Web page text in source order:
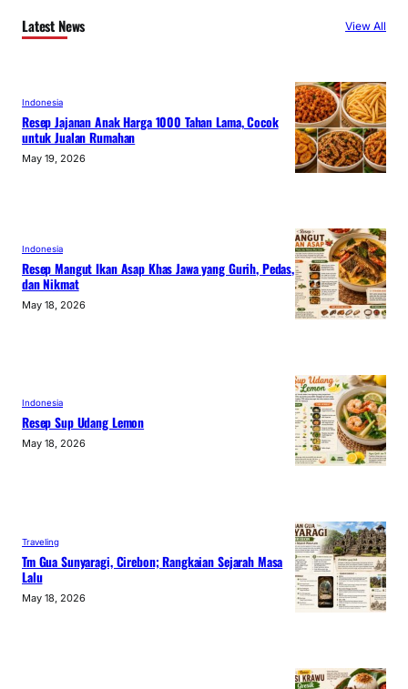
Latest News View All
Indonesia
Resep Jajanan Anak Harga 1000 Tahan Lama, Cocok
untuk Jualan Rumahan
May 19, 2026
Indonesia
Resep Mangut Ikan Asap Khas Jawa yang Gurih, Pedas,
dan Nikmat
May 18, 2026
Indonesia
Resep Sup Udang Lemon
May 18, 2026
Traveling
Tm Gua Sunyaragi, Cirebon; Rangkaian Sejarah Masa
Lalu
May 18, 2026